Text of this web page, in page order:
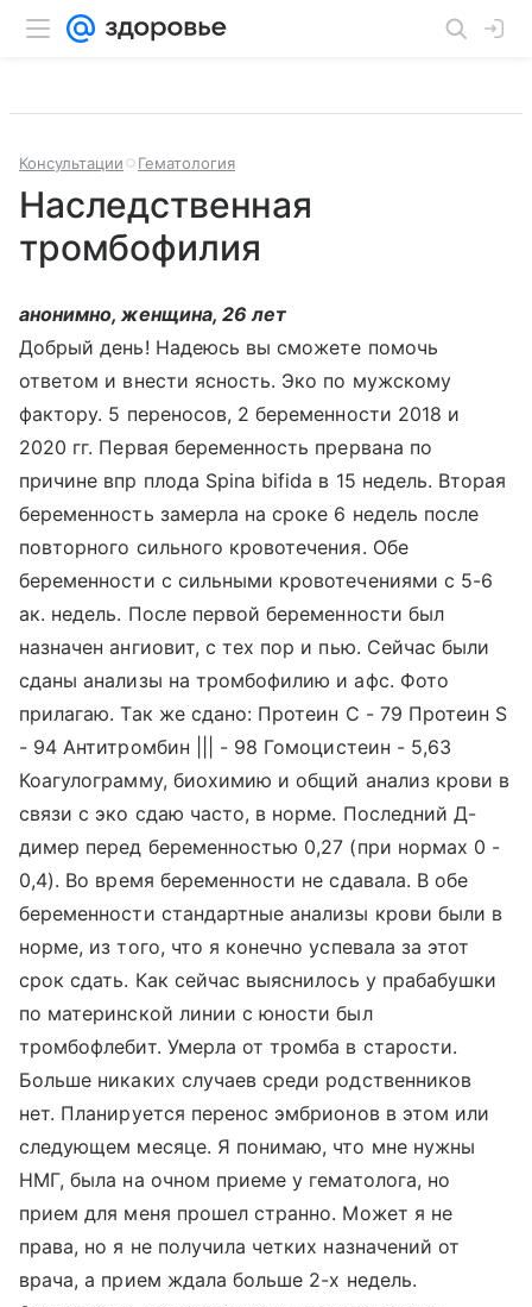
Консультации Гематология
Наследственная
тромбофилия
анонимно, женщина, 26 лет
Добрый день! Надеюсь вы сможете помочь
ответом и внести ясность. Эко по мужскому
фактору. 5 переносов, 2 беременности 2018 и
2020 гг. Первая беременность прервана по
причине впр плода Spina bifida в 15 недель. Вторая
беременность замерла на сроке 6 недель после
повторного сильного кровотечения. Обе
беременности с сильными кровотечениями с 5-6
ак. недель. После первой беременности был
назначен ангиовит, с тех пор и пью. Сейчас были
сданы анализы на тромбофилию и афс. Фото
прилагаю. Так же сдано: Протеин С - 79 Протеин S
- 94 Антитромбин ||| - 98 Гомоцистеин - 5,63
Коагулограмму, биохимию и общий анализ крови в
связи с эко сдаю часто, в норме. Последний Д-
димер перед беременностью 0,27 (при нормах 0 -
0,4). Во время беременности не сдавала. В обе
беременности стандартные анализы крови были в
норме, из того, что я конечно успевала за этот
срок сдать. Как сейчас выяснилось у прабабушки
по материнской линии с юности был
тромбофлебит. Умерла от тромба в старости.
Больше никаких случаев среди родственников
нет. Планируется перенос эмбрионов в этом или
следующем месяце. Я понимаю, что мне нужны
НМГ, была на очном приеме у гематолога, но
прием для меня прошел странно. Может я не
права, но я не получила четких назначений от
врача, а прием ждала больше 2-х недель.